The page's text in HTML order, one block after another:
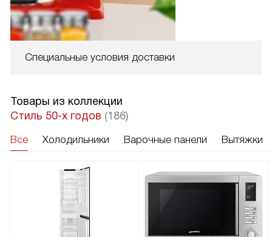
Специальные условия доставки
Товары из коллекции
Стиль 50-х годов (186)
Все Холодильники Варочные панели Вытяжки